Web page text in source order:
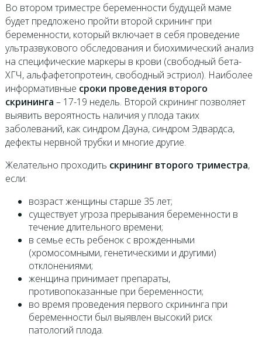
Во втором триместре беременности будущей маме
будет предложено пройти второй скрининг при
беременности, который включает в себя проведение
ультразвукового обследования и биохимический анализ
на специфические маркеры в крови (свободный бета-
ХГЧ, альфафетопротеин, свободный эстриол). Наиболее
информативные сроки проведения второго
скрининга – 17-19 недель. Второй скрининг позволяет
выявить вероятность наличия у плода таких
заболеваний, как синдром Дауна, синдром Эдвардса,
дефекты нервной трубки и многие другие.
Желательно проходить скрининг второго триместра,
если:
возраст женщины старше 35 лет;
существует угроза прерывания беременности в
течение длительного времени;
в семье есть ребенок с врожденными
(хромосомными, генетическими и другими)
отклонениями;
женщина принимает препараты,
противопоказанные при беременности;
во время проведения первого скрининга при
беременности был выявлен высокий риск
патологий плода.